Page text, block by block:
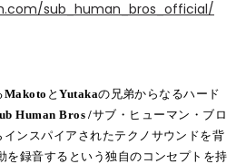
sub_human_bros_official/
Makoto とYutakaの兄弟からなるハード
Human Bros /サブ・ヒューマン・ブロ
ンスパイアされたテクノサウンドを背
を録音するという独自のコンセプトを持